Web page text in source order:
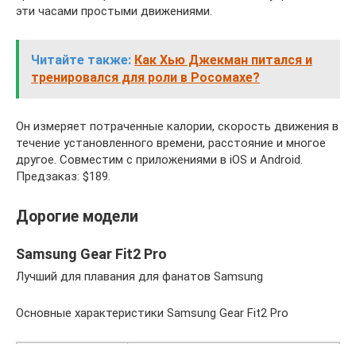
эти часами простыми движениями.
Читайте также: Как Хью Джекман питался и
тренировался для роли в Росомахе?
Он измеряет потраченные калории, скорость движения в
течение установленного времени, расстояние и многое
другое. Совместим с приложениями в iOS и Android.
Предзаказ: $189.
Дорогие модели
Samsung Gear Fit2 Pro
Лучший для плавания для фанатов Samsung
Основные характеристики Samsung Gear Fit2 Pro